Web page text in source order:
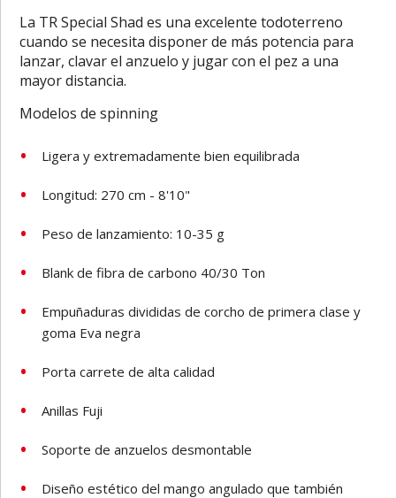
La TR Special Shad es una excelente todoterreno
cuando se necesita disponer de más potencia para
lanzar, clavar el anzuelo y jugar con el pez a una
mayor distancia.
Modelos de spinning
Ligera y extremadamente bien equilibrada
Longitud: 270 cm - 8'10"
Peso de lanzamiento: 10-35 g
Blank de fibra de carbono 40/30 Ton
Empuñaduras divididas de corcho de primera clase y
goma Eva negra
Porta carrete de alta calidad
Anillas Fuji
Soporte de anzuelos desmontable
Diseño estético del mango angulado que también